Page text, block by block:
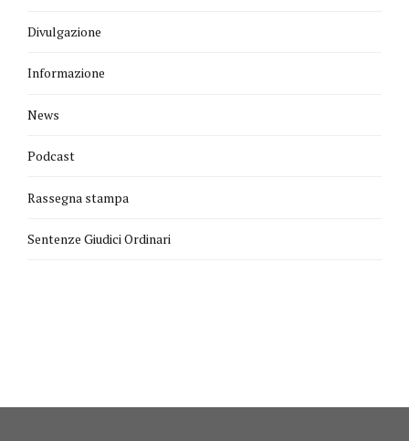
Divulgazione
Informazione
News
Podcast
Rassegna stampa
Sentenze Giudici Ordinari